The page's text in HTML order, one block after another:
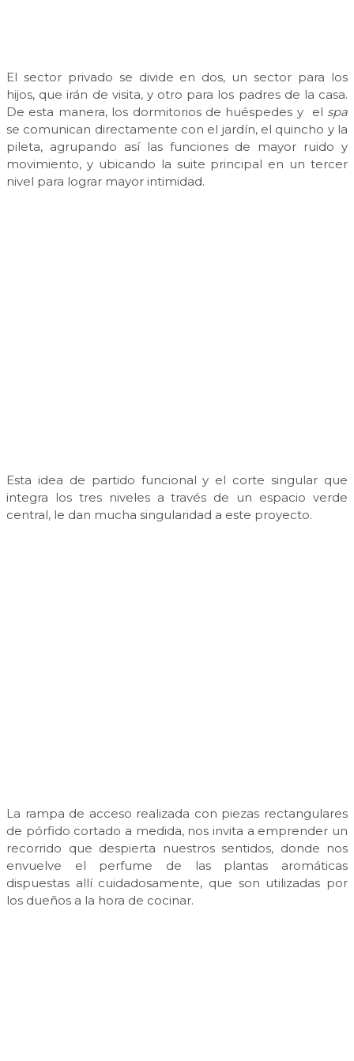
El sector privado se divide en dos, un sector para los
hijos, que irán de visita, y otro para los padres de la casa.
De esta manera, los dormitorios de huéspedes y el spa
se comunican directamente con el jardín, el quincho y la
pileta, agrupando así las funciones de mayor ruido y
movimiento, y ubicando la suite principal en un tercer
nivel para lograr mayor intimidad.
Esta idea de partido funcional y el corte singular que
integra los tres niveles a través de un espacio verde
central, le dan mucha singularidad a este proyecto.
La rampa de acceso realizada con piezas rectangulares
de pórfido cortado a medida, nos invita a emprender un
recorrido que despierta nuestros sentidos, donde nos
envuelve el perfume de las plantas aromáticas
dispuestas allí cuidadosamente, que son utilizadas por
los dueños a la hora de cocinar.